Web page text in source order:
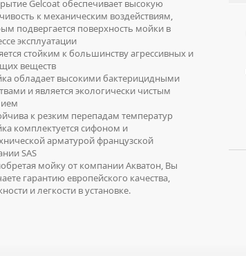
Gelcoat обеспечивает высокую
к механическим воздействиям,
подвергается поверхность мойки в
эксплуатации
стойким к большинству агрессивных и
веществ
обладает высокими бактерицидными
и является экологически чистым
к резким перепадам температур
комплектуется сифоном и
арматурой французской
SAS
мойку от компании Акватон, Вы
гарантию европейского качества,
и легкости в установке.